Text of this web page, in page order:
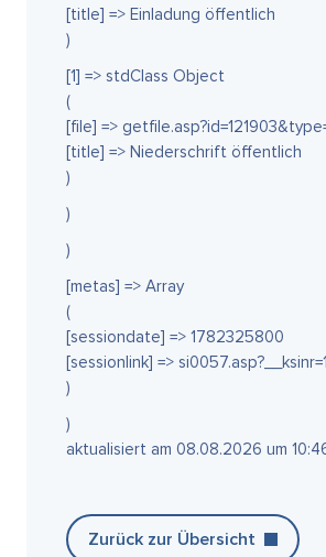
[title] => Einladung öffentlich
)
[1] => stdClass Object
(
[file] =>
[title] => Niederschrift öffentlich
)
)
)
[metas] => Array
(
[sessiondate] => 1782325800
[sessionlink] =>
)
)
aktualisiert am 08.08.2026 um
Zurück zur Übersicht